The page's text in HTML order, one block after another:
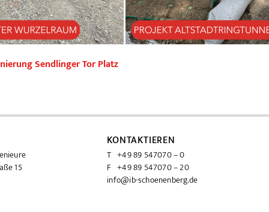
Sendlinger Tor Platz
15
KONTAKTIEREN
T +49 89 547070 – 0
F +49 89 547070 – 20
info@ib-schoenenberg.de